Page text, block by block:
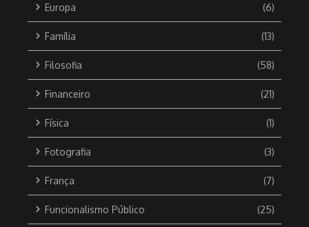
Europa (6)
Família (13)
Filosofia (58)
Financeiro (21)
Física (1)
Fotografia (3)
França (7)
Funcionalismo Público (25)